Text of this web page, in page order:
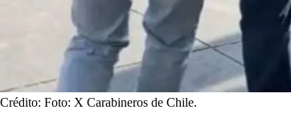
Foto: X Carabineros de Chile.